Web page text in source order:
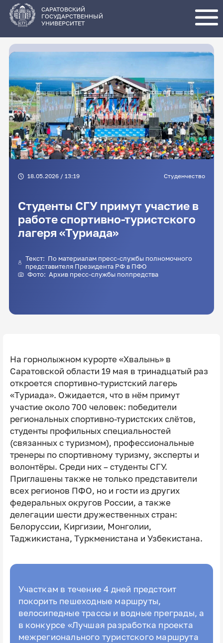
основному
содержанию
САРАТОВСКИЙ
ГОСУДАРСТВЕННЫЙ
УНИВЕРСИТЕТ
18.05.2026 / 13:19 Студенчество
Студенты СГУ примут участие в
работе спортивно-туристского
лагеря «Туриада»
Текст: По материалам пресс-службы полномочного
представителя Президента РФ в ПФО
Фото: Архив пресс-службы полпредства
На горнолыжном курорте «Хвалынь» в
Саратовской области 19 мая в тринадцатый раз
откроется спортивно-туристский лагерь
«Туриада». Ожидается, что в нём примут
участие около 700 человек: победители
региональных спортивно-туристских слётов,
студенты профильных специальностей
(связанных с туризмом), профессиональные
тренеры по спортивному туризму, эксперты и
волонтёры. Среди них – студенты СГУ.
Приглашены также не только представители
всех регионов ПФО, но и гости из других
федеральных округов России, а также
делегации шести дружественных стран:
Белоруссии, Киргизии, Монголии,
Таджикистана, Туркменистана и Узбекистана.
Участкам в течение 4 дней предстоит
покорить пешеходные маршруты,
велосипедные трассы и водные преграды, а
в конкурсе «Лучшая разработка проекта
межрегионального туристского маршрута